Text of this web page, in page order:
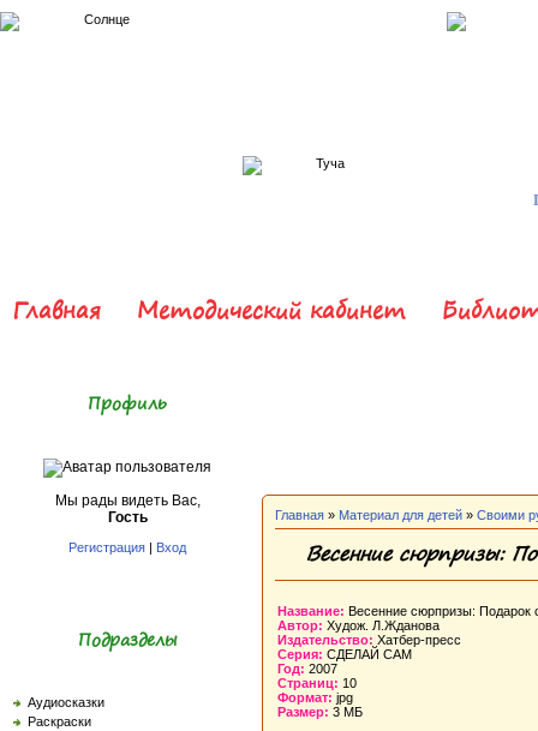
Главная Методический кабинет
Профиль
Мы рады видеть Вас,
Гость
Регистрация | Вход
Подразделы
Аудиосказки
Раскраски
Главная » Материал для детей » Своими
Весенние сюрпризы:
Название: Весенние сюрпризы: Подарок
Автор: Худож. Л.Жданова
Издательство: Хатбер-пресс
Серия: СДЕЛАЙ САМ
Год: 2007
Страниц: 10
Формат: jpg
Размер: 3 МБ